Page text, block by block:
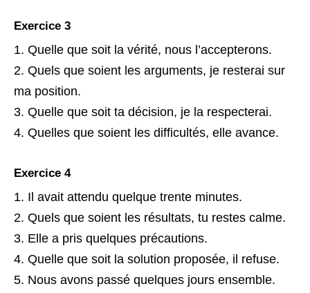
Exercice 3
Quelle que soit la vérité, nous l’accepterons.
Quels que soient les arguments, je resterai sur
ma position.
Quelle que soit ta décision, je la respecterai.
Quelles que soient les difficultés, elle avance.
Exercice 4
Il avait attendu quelque trente minutes.
Quels que soient les résultats, tu restes calme.
Elle a pris quelques précautions.
Quelle que soit la solution proposée, il refuse.
Nous avons passé quelques jours ensemble.